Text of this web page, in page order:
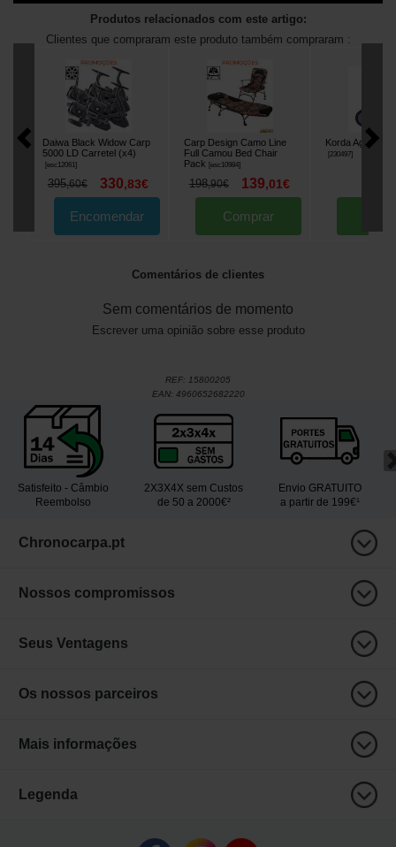
Produtos relacionados com este artigo:
Clientes que compraram este produto também compraram :
Daiwa Black Widow Carp
5000 LD Carretel (x4)
[esc12061]
395,60€ 330,83€
Encomendar
Carp Design Camo Line
Full Camou Bed Chair
Pack
[esc10984]
198,90€ 139,01€
Comprar
Korda Agulha
[230497]
Comentários de clientes
Sem comentários de momento
Escrever uma opinião sobre esse produto
REF: 15800205
EAN: 4960652682220
Satisfeito - Câmbio
Reembolso
2X3X4X sem Custos
de 50 a 2000€²
Envio GRATUITO
a partir de 199€¹
Chronocarpa.pt
Nossos compromissos
Seus Ventagens
Os nossos parceiros
Mais informações
Legenda